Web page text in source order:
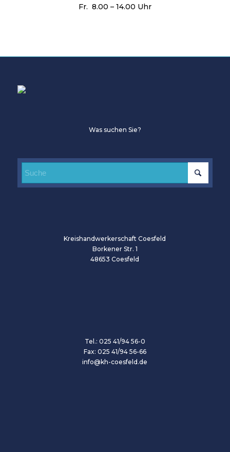
Fr. 8.00 – 14.00 Uhr
Was suchen Sie?
Kreishandwerkerschaft Coesfeld
Borkener Str. 1
48653 Coesfeld
Tel.: 025 41/94 56-0
Fax: 025 41/94 56-66
info@kh-coesfeld.de